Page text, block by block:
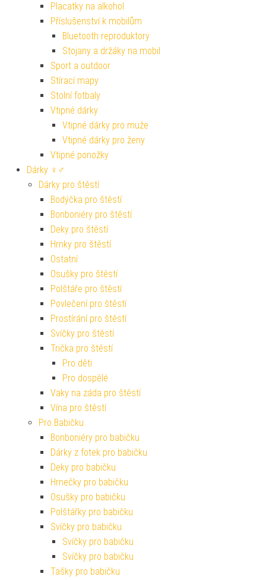
Placatky na alkohol
Příslušenství k mobilům
Bluetooth reproduktory
Stojany a držáky na mobil
Sport a outdoor
Stírací mapy
Stolní fotbaly
Vtipné dárky
Vtipné dárky pro muže
Vtipné dárky pro ženy
Vtipné ponožky
Dárky ♀♂
Dárky pro štěstí
Bodýčka pro štěstí
Bonboniéry pro štěstí
Deky pro štěstí
Hrnky pro štěstí
Ostatní
Osušky pro štěstí
Polštáře pro štěstí
Povlečení pro štěstí
Prostírání pro štěstí
Svíčky pro štěstí
Trička pro štěstí
Pro děti
Pro dospělé
Vaky na záda pro štěstí
Vína pro štěstí
Pro Babičku
Bonboniéry pro babičku
Dárky z fotek pro babičku
Deky pro babičku
Hrnečky pro babičku
Osušky pro babičku
Polštářky pro babičku
Svíčky pro babičku
Svíčky pro babičku
Svíčky pro babičku
Tašky pro babičku